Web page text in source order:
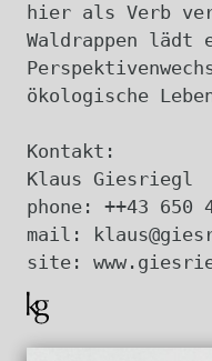
hier als Verb
Waldrappen lädt
ökologische
Kontakt:
Klaus Giesriegl
phone: ++43 650
mail:
site: